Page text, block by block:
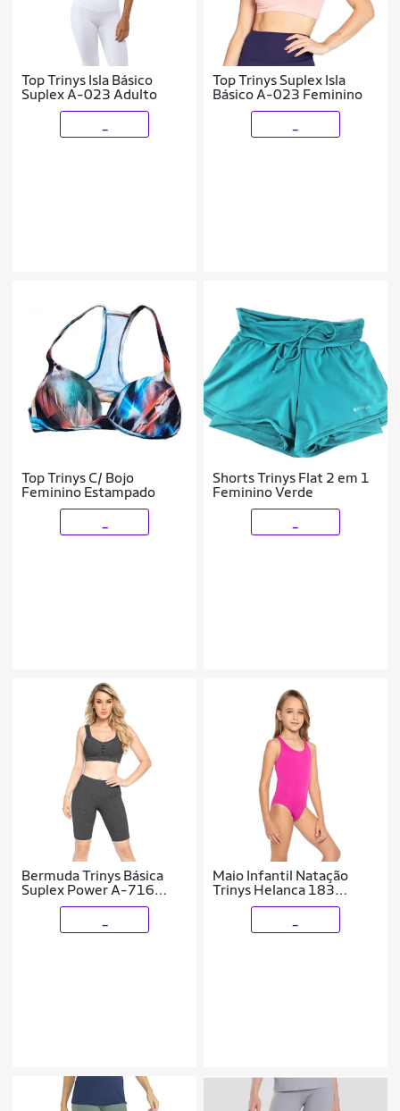
Top Trinys Isla Básico
Suplex A-023 Adulto
Top Trinys Suplex Isla
Básico A-023 Feminino
Top Trinys C/ Bojo
Feminino Estampado
Shorts Trinys Flat 2 em 1
Feminino Verde
Bermuda Trinys Básica
Suplex Power A-716
Feminina
Maio Infantil Natação
Trinys Helanca 183
Costas Nadador